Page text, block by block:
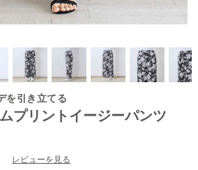
プリントイージーパンツ
を引き立てる
レビューを見る